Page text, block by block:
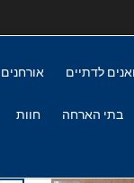
לדתיים אורחנים
בתי הארחה חוות